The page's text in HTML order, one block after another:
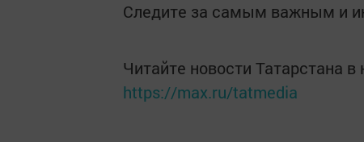
Следите за самым важным и
Читайте новости Татарстана
https://max.ru/tatmedia